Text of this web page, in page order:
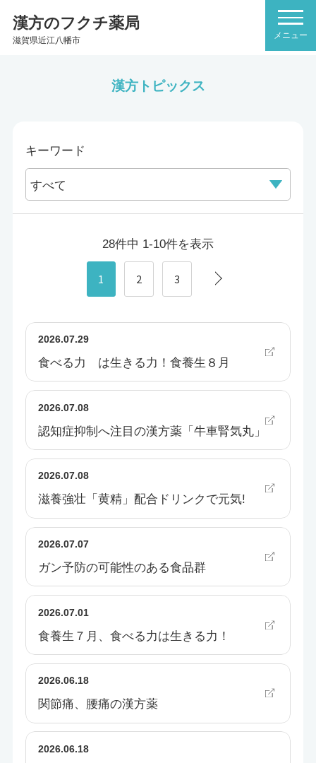
漢方のフクチ薬局
滋賀県近江八幡市
漢方トピックス
キーワード
28件中 1-10件を表示
1 2 3
2026.07.29
食べる力 は生きる力！食養生８月
2026.07.08
認知症抑制へ注目の漢方薬「牛車腎気丸」
2026.07.08
滋養強壮「黄精」配合ドリンクで元気!
2026.07.07
ガン予防の可能性のある食品群
2026.07.01
食養生７月、食べる力は生きる力！
2026.06.18
関節痛、腰痛の漢方薬
2026.06.18